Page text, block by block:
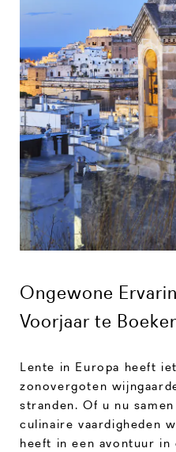
Ongewone
Voorjaar te
Lente in Europa heeft
zonovergoten
stranden. Of u nu
culinaire vaardigheden
heeft in een avontuur